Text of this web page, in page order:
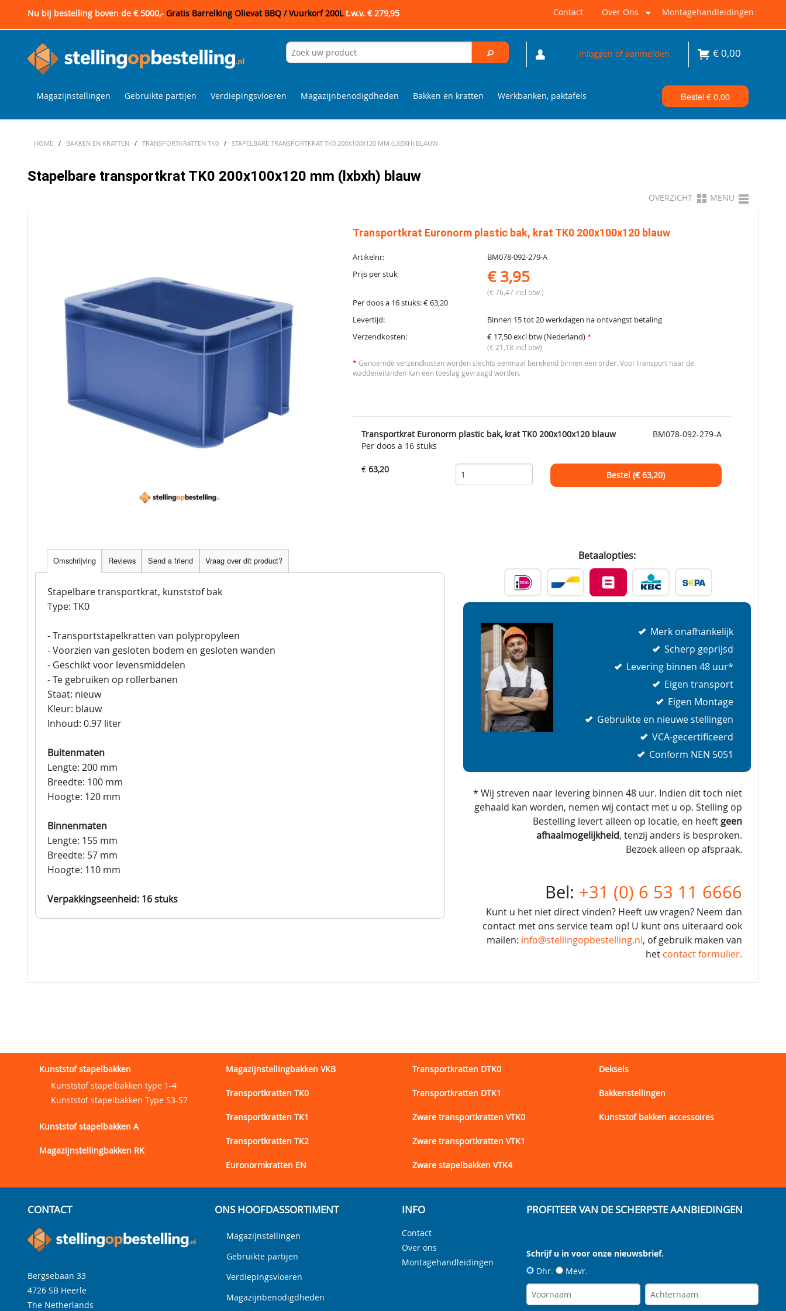
Nu bij bestelling boven de € 5000,- Gratis Barrelking Olievat BBQ / Vuurkorf 200Lt.w.v. € 279,95 Contact Over Ons Montagehandleidingen
Inloggen of aanmelden €0,00
Magazijnstellingen Gebruikte partijen Verdiepingsvloeren Magazijnbenodigdheden Bakken en kratten Werkbanken, paktafels Bestel €0,00
HOME / BAKKEN EN KRATTEN / TRANSPORTKRATTEN TK0 / STAPELBARE TRANSPORTKRAT TK0 200X100X120 MM (LXBXH) BLAUW
Stapelbare transportkrat TK0 200x100x120 mm (lxbxh) blauw
OVERZICHT MENU
Transportkrat Euronorm plastic bak, krat TK0 200x100x120 blauw
Artikelnr:
BM078-092-279-A
Prijs per stuk
€ 3,95
(€ 76,47 incl btw )
Per doos a 16 stuks: € 63,20
Levertijd:
Binnen 15 tot 20 werkdagen na ontvangst betaling
Verzendkosten:
€ 17,50 excl btw (Nederland)*
(€ 21,18 incl btw)
* Genoemde verzendkosten worden slechts eenmaal berekend binnen een order. Voor transport naar de
waddeneilanden kan een toeslag gevraagd worden.
Transportkrat Euronorm plastic bak, krat TK0 200x100x120 blauw
BM078-092-279-A
Per doos a 16 stuks
€ 63,20
Bestel (€63,20)
Betaalopties:
Merk onafhankelijk
Scherp geprijsd
Levering binnen 48 uur*
Eigen transport
Eigen Montage
Gebruikte en nieuwe stellingen
VCA-gecertificeerd
Conform NEN 5051
* Wij streven naar levering binnen 48 uur. Indien dit toch niet
gehaald kan worden, nemen wij contact met u op. Stelling op
Bestelling levert alleen op locatie, en heeft geen
afhaalmogelijkheid, tenzij anders is besproken.
Bezoek alleen op afspraak.
Bel: +31 (0) 6 53 11 6666
Kunt u het niet direct vinden? Heeft uw vragen? Neem dan
contact met ons service team op! U kunt ons uiteraard ook
mailen: info@stellingopbestelling.nl, of gebruik maken van
het contact formulier.
Omschrijving Reviews Send a friend Vraag over dit product?
Stapelbare transportkrat, kunststof bak
Type: TK0
- Transportstapelkratten van polypropyleen
- Voorzien van gesloten bodem en gesloten wanden
- Geschikt voor levensmiddelen
- Te gebruiken op rollerbanen
Staat: nieuw
Kleur: blauw
Inhoud: 0.97 liter
Buitenmaten
Lengte: 200 mm
Breedte: 100 mm
Hoogte: 120 mm
Binnenmaten
Lengte: 155 mm
Breedte: 57 mm
Hoogte: 110 mm
Verpakkingseenheid: 16 stuks
Kunststof stapelbakken
Kunststof stapelbakken type 1-4
Kunststof stapelbakken Type S3-S7
Kunststof stapelbakken A
Magazijnstellingbakken RK
Magazijnstellingbakken VKB
Transportkratten TK0
Transportkratten TK1
Transportkratten TK2
Euronormkratten EN
Transportkratten DTK0
Transportkratten DTK1
Zware transportkratten VTK0
Zware transportkratten VTK1
Zware stapelbakken VTK4
Deksels
Bakkenstellingen
Kunststof bakken accessoires
CONTACT
Bergsebaan 33
4726 SB Heerle
The Netherlands
ONS HOOFDASSORTIMENT
Magazijnstellingen
Gebruikte partijen
Verdiepingsvloeren
Magazijnbenodigdheden
INFO
Contact
Over ons
Montagehandleidingen
PROFITEER VAN DE SCHERPSTE AANBIEDINGEN
Schrijf u in voor onze nieuwsbrief.
Dhr.
Mevr.